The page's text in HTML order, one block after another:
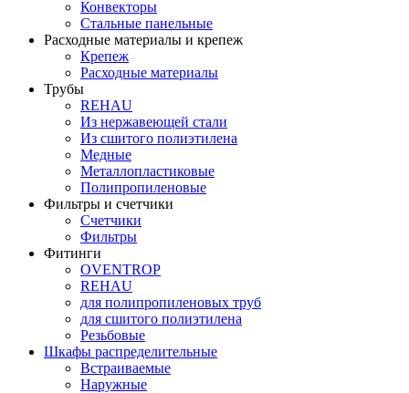
Конвекторы
Стальные панельные
Расходные материалы и крепеж
Крепеж
Расходные материалы
Трубы
REHAU
Из нержавеющей стали
Из сшитого полиэтилена
Медные
Металлопластиковые
Полипропиленовые
Фильтры и счетчики
Счетчики
Фильтры
Фитинги
OVENTROP
REHAU
для полипропиленовых труб
для сшитого полиэтилена
Резьбовые
Шкафы распределительные
Встраиваемые
Наружные